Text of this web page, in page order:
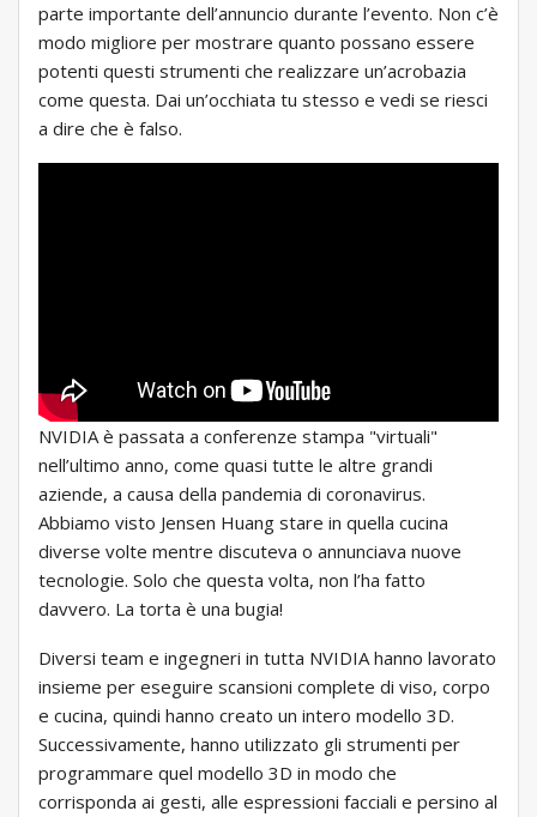
parte importante dell’annuncio durante l’evento. Non c’è
modo migliore per mostrare quanto possano essere
potenti questi strumenti che realizzare un’acrobazia
come questa. Dai un’occhiata tu stesso e vedi se riesci
a dire che è falso.
NVIDIA è passata a conferenze stampa "virtuali"
nell’ultimo anno, come quasi tutte le altre grandi
aziende, a causa della pandemia di coronavirus.
Abbiamo visto Jensen Huang stare in quella cucina
diverse volte mentre discuteva o annunciava nuove
tecnologie. Solo che questa volta, non l’ha fatto
davvero. La torta è una bugia!
Diversi team e ingegneri in tutta NVIDIA hanno lavorato
insieme per eseguire scansioni complete di viso, corpo
e cucina, quindi hanno creato un intero modello 3D.
Successivamente, hanno utilizzato gli strumenti per
programmare quel modello 3D in modo che
corrisponda ai gesti, alle espressioni facciali e persino al